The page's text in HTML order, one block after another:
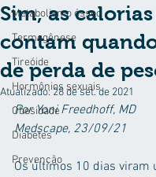
Metabolismo ósseo
Termogênese
Tireóide
Hormônios sexuais
Obesidade
Diabetes
Prevenção
Sim, as
contam
de perda de
Atualizado:28 de set. de 2021
Por Yoni Freedhoff, MD
Medscape, 23/09/21
Os últimos 10 dias viram